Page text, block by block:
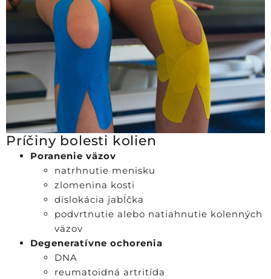
Príčiny bolesti kolien
Poranenie väzov
natrhnutie menisku
zlomenina kosti
dislokácia jabĺčka
podvrtnutie alebo natiahnutie kolenných
väzov
Degeneratívne ochorenia
DNA
reumatoidná artritída